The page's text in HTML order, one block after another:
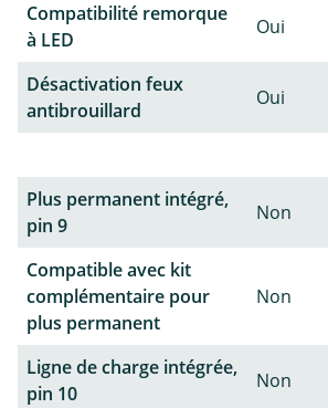
Compatibilité remorque
à LED
Oui
Désactivation feux
antibrouillard
Oui
Plus permanent intégré,
pin 9
Non
Compatible avec kit
complémentaire pour
plus permanent
Non
Ligne de charge intégrée,
pin 10
Non